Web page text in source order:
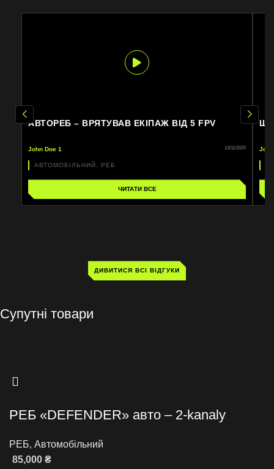
АВТОРЕБ – ВРЯТУВАВ ЕКІПАЖ ВІД 5 FPV
John Doe 1 13/11/2025
АВТОМОБІЛЬНИЙ, РЕБ
ЧИТАТИ ВСЕ
ЩЕ
ДИВИТИСЯ ВСІ ВІДГУКИ
Супутні товари
РЕБ «DEFENDER» авто – 2-kanaly
РЕБ, Автомобільний
85,000 ₴